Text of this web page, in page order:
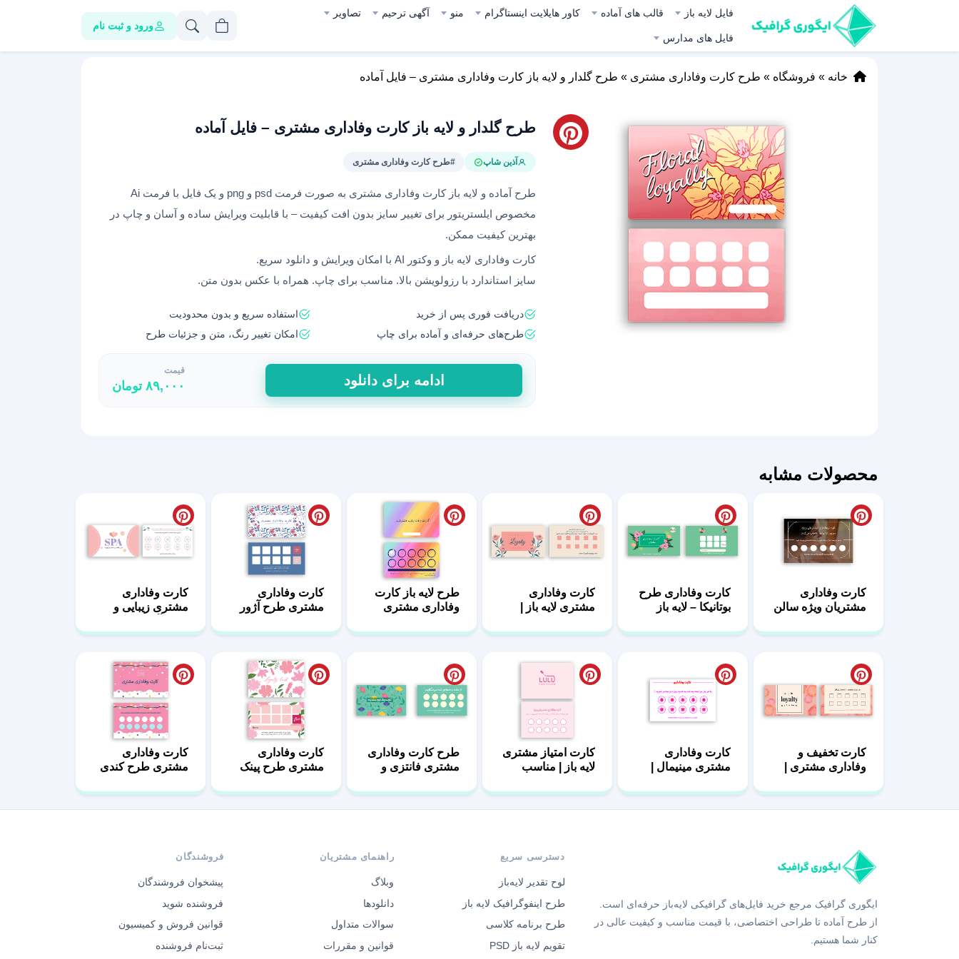
فایل لایه باز قالب های آماده کاور هایلایت اینستاگرام منو آگهی ترحیم تصاویر
فایل های مدارس
ورود و ثبت نام
خانه » فروشگاه » طرح کارت وفاداری مشتری » طرح گلدار و لایه باز کارت وفاداری مشتری – فایل آماده
طرح گلدار و لایه باز کارت وفاداری مشتری – فایل آماده
آذین شاپ #طرح کارت وفاداری مشتری
طرح آماده و لایه باز کارت وفاداری مشتری به صورت فرمت psd و png و یک فایل با فرمت Ai
مخصوص ایلستریتور برای تغییر سایز بدون افت کیفیت – با قابلیت ویرایش ساده و آسان و چاپ در
بهترین کیفیت ممکن.
کارت وفاداری لایه باز و وکتور AI با امکان ویرایش و دانلود سریع.
سایز استاندارد با رزولویشن بالا. مناسب برای چاپ. همراه با عکس بدون متن.
دریافت فوری پس از خرید
استفاده سریع و بدون محدودیت
طرح‌های حرفه‌ای و آماده برای چاپ
امکان تغییر رنگ، متن و جزئیات طرح
طرح
گلدار
و
فایل
آماده
عدد
ادامه برای دانلود
قیمت
۸۹,۰۰۰ تومان
محصولات مشابه
کارت وفاداری
مشتریان ویژه سالن
کارت وفاداری طرح
بوتانیکا – لایه باز
کارت وفاداری
مشتری لایه باز |
برای افزایش
طرح لایه باز کارت
وفاداری مشتری
آبرنگی)
کارت وفاداری
مشتری طرح آژور
عکس بدون متن)
کارت وفاداری
مشتری زیبایی و
کارت تخفیف و
وفاداری مشتری |
کارت وفاداری
مشتری مینیمال |
کارت امتیاز مشتری
لایه باز | مناسب
طرح کارت وفاداری
مشتری فانتزی و
کارت وفاداری
مشتری طرح پینک
کارت وفاداری
مشتری طرح کندی
ایگوری گرافیک مرجع خرید فایل‌های گرافیکی لایه‌باز حرفه‌ای است.
از طرح آماده تا طراحی اختصاصی، با قیمت مناسب و کیفیت عالی در
کنار شما هستیم.
دسترسی سریع
لوح تقدیر لایه‌باز
طرح اینفوگرافیک لایه باز
طرح برنامه کلاسی
تقویم لایه باز PSD
راهنمای مشتریان
وبلاگ
دانلودها
سوالات متداول
قوانین و مقررات
فروشندگان
پیشخوان فروشندگان
فروشنده شوید
قوانین فروش و کمیسیون
ثبت‌نام فروشنده